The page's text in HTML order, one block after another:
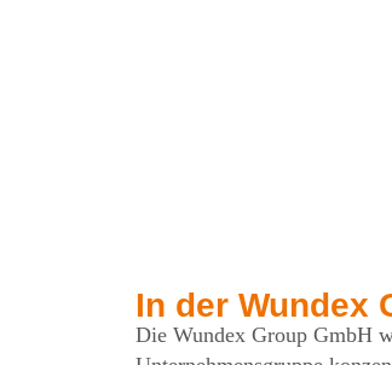
In der Wundex
Die Wundex Group GmbH